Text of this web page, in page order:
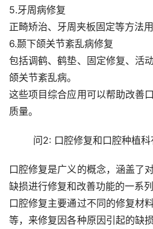
5.牙周病修复
正畸矫治、牙周夹板固定等方法
6.颞下颌关节紊乱病修复
包括调鹤、鹤垫、固定修复、活
颌关节紊乱病。
这些项目综合应用可以帮助改善
质量。
问2: 口腔修复和口腔种植
口腔修复是广义的概念，涵盖了
缺损进行修复和改善功能的一系列
口腔修复主要通过不同的修复材
等，来修复因各种原因引起的缺